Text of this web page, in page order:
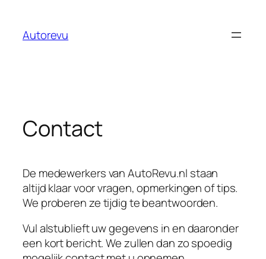
Autorevu
Contact
De medewerkers van AutoRevu.nl staan
altijd klaar voor vragen, opmerkingen of tips.
We proberen ze tijdig te beantwoorden.
Vul alstublieft uw gegevens in en daaronder
een kort bericht. We zullen dan zo spoedig